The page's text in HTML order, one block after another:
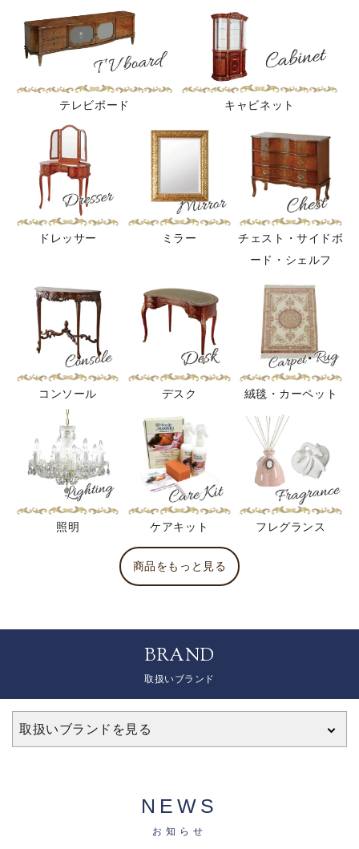
テレビボード キャビネット
ドレッサー ミラー
チェスト・サイドボ
ード・シェルフ
コンソール デスク 絨毯・カーペット
照明 ケアキット フレグランス
商品をもっと見る
BRAND
取扱いブランド
取扱いブランドを見る
NEWS
お知らせ